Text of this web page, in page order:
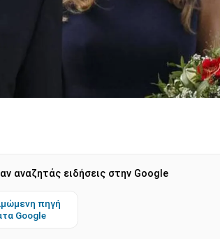
αναζητάς ειδήσεις στην Google
πηγή
Google